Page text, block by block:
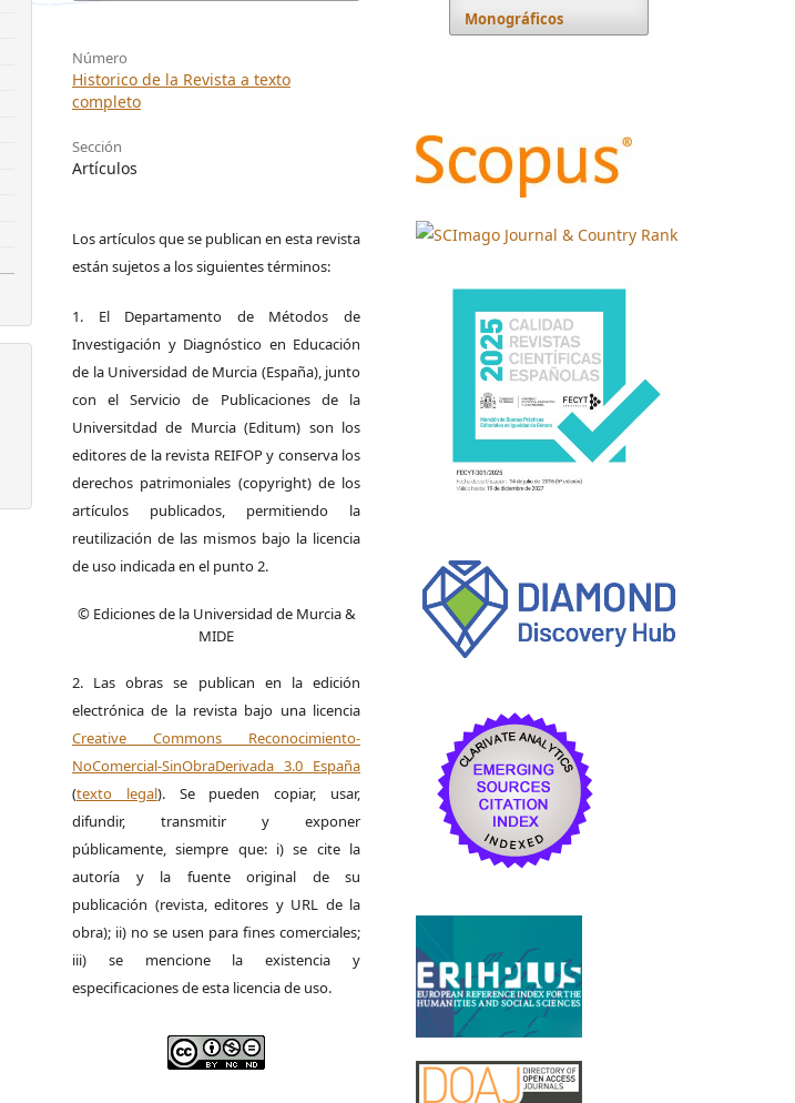
Número
Historico de la Revista a texto
completo
Sección
Artículos
Los artículos que se publican en esta revista
están sujetos a los siguientes términos:
1. El Departamento de Métodos de
Investigación y Diagnóstico en Educación
de la Universidad de Murcia (España), junto
con el Servicio de Publicaciones de la
Universitdad de Murcia (Editum) son los
editores de la revista REIFOP y conserva los
derechos patrimoniales (copyright) de los
artículos publicados, permitiendo la
reutilización de las mismos bajo la licencia
de uso indicada en el punto 2.
© Ediciones de la Universidad de Murcia &
MIDE
2. Las obras se publican en la edición
electrónica de la revista bajo una licencia
Creative Commons Reconocimiento-
NoComercial-SinObraDerivada 3.0 España
(texto legal). Se pueden copiar, usar,
difundir, transmitir y exponer
públicamente, siempre que: i) se cite la
autoría y la fuente original de su
publicación (revista, editores y URL de la
obra); ii) no se usen para fines comerciales;
iii) se mencione la existencia y
especificaciones de esta licencia de uso.
Monográficos